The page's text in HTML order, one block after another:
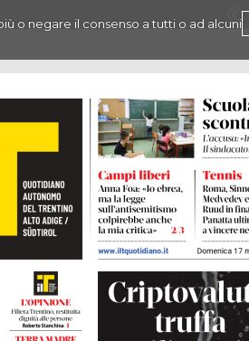
o negare il consenso a tutti o ad alcuni